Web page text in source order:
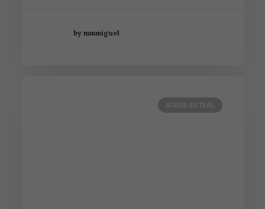
by mmmiguel
SOBRE SOTEAL